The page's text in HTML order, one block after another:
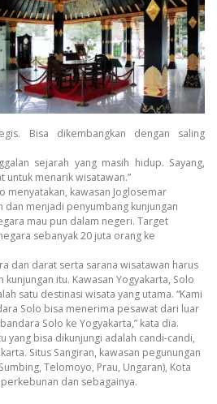
Bisa dikembangkan dengan saling
sejarah yang masih hidup. Sayang,
untuk menarik wisatawan.”
menyatakan, kawasan Joglosemar
dan menjadi penyumbang kunjungan
mau pun dalam negeri. Target
sebanyak 20 juta orang ke
dan darat serta sarana wisatawan harus
itu. Kawasan Yogyakarta, Solo
satu destinasi wisata yang utama. “Kami
Solo bisa menerima pesawat dari luar
Solo ke Yogyakarta,” kata dia.
yang bisa dikunjungi adalah candi-candi,
Situs Sangiran, kawasan pegunungan
Telomoyo, Prau, Ungaran), Kota
dan sebagainya.